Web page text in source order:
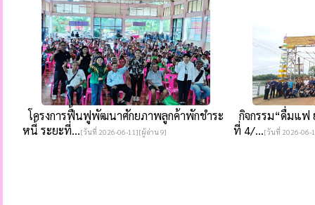
โครงการฟื้นฟูพัฒนาศักยภาพลูกค้าพักชำระ
หนี้ ระยะที่...[วันที่ 2026-06-11][ผู้อ่าน 9]
กิจกรรม“ดื่มแฟ
ที่ 4/...[วันที่ 2026-06-